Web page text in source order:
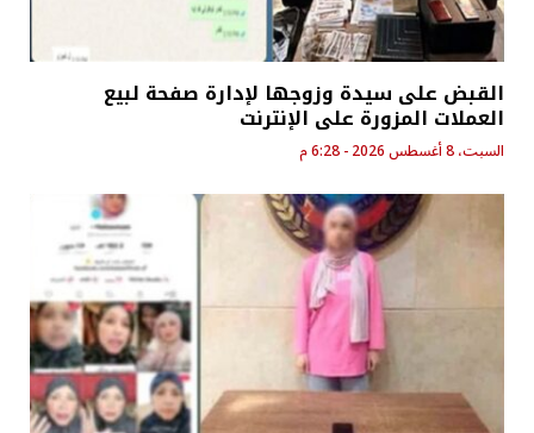
القبض على سيدة وزوجها لإدارة صفحة لبيع
العملات المزورة على الإنترنت
السبت، 8 أغسطس 2026 - 6:28 م